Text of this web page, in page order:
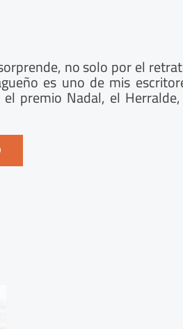
no solo por el
es uno de mis
premio Nadal, el